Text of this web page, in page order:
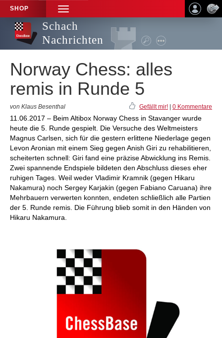
SHOP
TOGGLE
NAVIGATION
Schach
Nachrichten
Norway Chess: alles
remis in Runde 5
von Klaus Besenthal Gefällt mir! 0 Kommentare
11.06.2017 – Beim Altibox Norway Chess in Stavanger wurde
heute die 5. Runde gespielt. Die Versuche des Weltmeisters
Magnus Carlsen, sich für die gestern erlittene Niederlage gegen
Levon Aronian mit einem Sieg gegen Anish Giri zu rehabilitieren,
scheiterten schnell: Giri fand eine präzise Abwicklung ins Remis.
Zwei spannende Endspiele bildeten den Abschluss dieses eher
ruhigen Tages. Weil weder Vladimir Kramnik (gegen Hikaru
Nakamura) noch Sergey Karjakin (gegen Fabiano Caruana) ihre
Mehrbauern verwerten konnten, endeten schließlich alle Partien
der 5. Runde remis. Die Führung blieb somit in den Händen von
Hikaru Nakamura.